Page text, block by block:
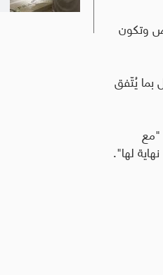
وتكون
بما يُتّفق
"مع
لها".